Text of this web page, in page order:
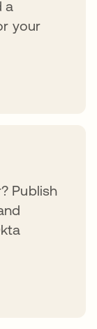
a
your
Publish